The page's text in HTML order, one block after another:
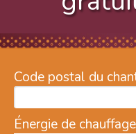
Code postal du
Énergie de chauffage